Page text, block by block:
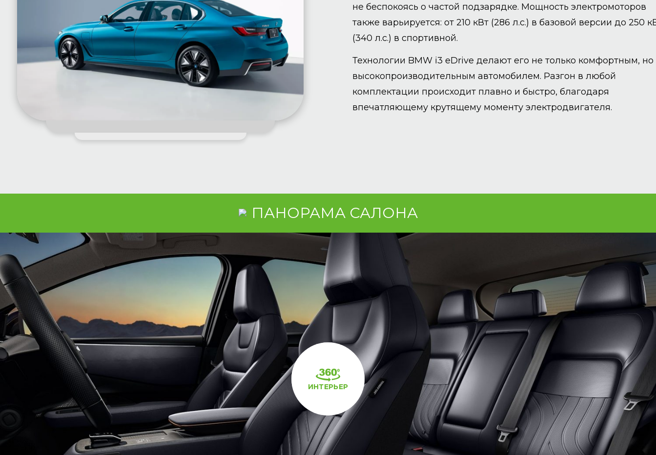
не беспокоясь о частой подзарядке. Мощность электромоторов
также варьируется: от 210 кВт (286 л.с.) в базовой версии до 250
(340 л.с.) в спортивной.
Технологии BMW i3 eDrive делают его не только комфортным, но
высокопроизводительным автомобилем. Разгон в любой
комплектации происходит плавно и быстро, благодаря
впечатляющему крутящему моменту электродвигателя.
ПАНОРАМА САЛОНА
ИНТЕРЬЕР